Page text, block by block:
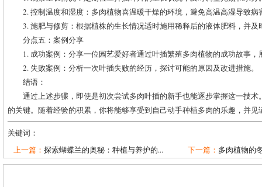
2. 控制温度和湿度：多肉植物喜温暖干燥的环境，避免高温高湿导致病
3. 施肥与修剪：根据植株的生长情况适时施用稀释后的液体肥料，并及
分点五：案例分享
1. 成功案例：分享一位园艺爱好者通过叶插繁殖多肉植物的成功故事
2. 失败案例：分析一次叶插失败的经历，探讨可能的原因及改进措施。
结语：
通过上述步骤，即使是初次尝试多肉叶插的新手也能逐步掌握这一技
的关键。随着经验的积累，你将能够享受到自己动手种植多肉的乐趣，并
关键词：
上一篇： 探索蝴蝶兰的奥秘：种植与养护的... 下一篇： 多肉植物的